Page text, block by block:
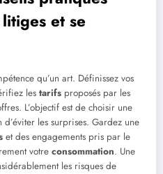
et se
qu’un art. Définissez vos
les tarifs proposés par les
L’objectif est de choisir une
d’éviter les surprises. Gardez une
et des engagements pris par le
votre consommation. Une
les risques de